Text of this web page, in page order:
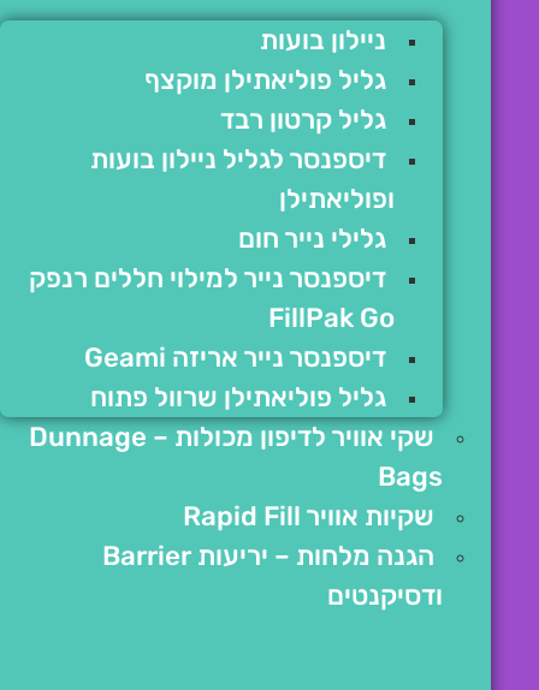
ניילון בועות
גליל פוליאתילן מוקצף
גליל קרטון רבד
דיספנסר לגליל ניילון בועות
ופוליאתילן
גלילי נייר חום
דיספנסר נייר למילוי חללים רנפק
FillPak Go
דיספנסר נייר אריזה Geami
גליל פוליאתילן שרוול פתוח
שקי אוויר לדיפון מכולות – Dunnage
Bags
שקיות אוויר Rapid Fill
הגנה מלחות – יריעות Barrier
ודסיקנטים